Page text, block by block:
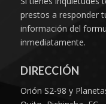
prestos a responder
información del
inmediatamente.
DIRECCIÓN
Orión S2-98 y